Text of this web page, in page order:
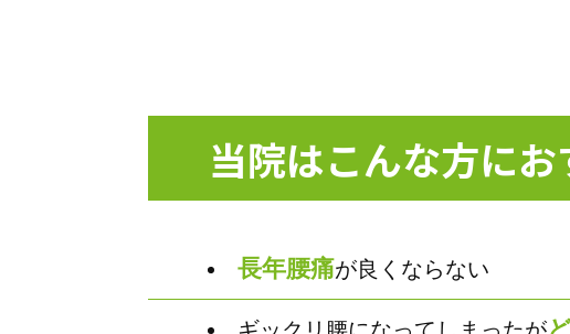
当院はこんな方に
長年腰痛が良くならない